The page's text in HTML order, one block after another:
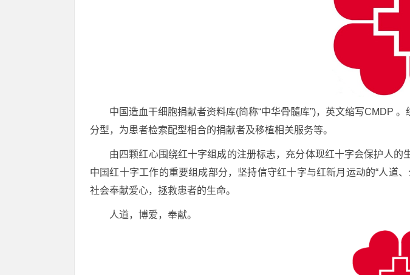
中国造血干细胞捐献者资料库(简称“中华骨髓库”)，英文缩写CMDP
分型，为患者检索配型相合的捐献者及移植相关服务等。
由四颗红心围绕红十字组成的注册标志，充分体现红十字会保护人
中国红十字工作的重要组成部分，坚持信守红十字与红新月运动的“人道
社会奉献爱心，拯救患者的生命。
人道，博爱，奉献。